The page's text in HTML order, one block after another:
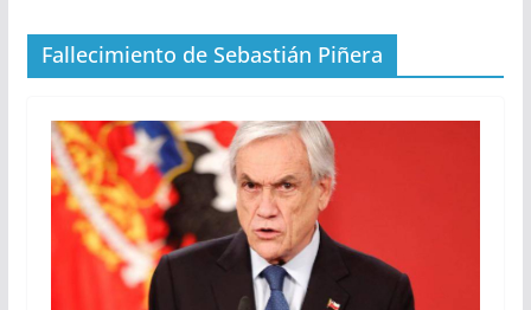
Fallecimiento de Sebastián Piñera